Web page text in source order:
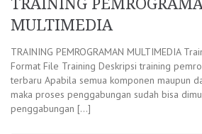
TRAINING
MULTIMEDIA
TRAINING PEMROGRAMAN MULTIMEDIA
Format File Training Deskripsi training
terbaru Apabila semua komponen maupun
maka proses penggabungan sudah bisa
penggabungan […]